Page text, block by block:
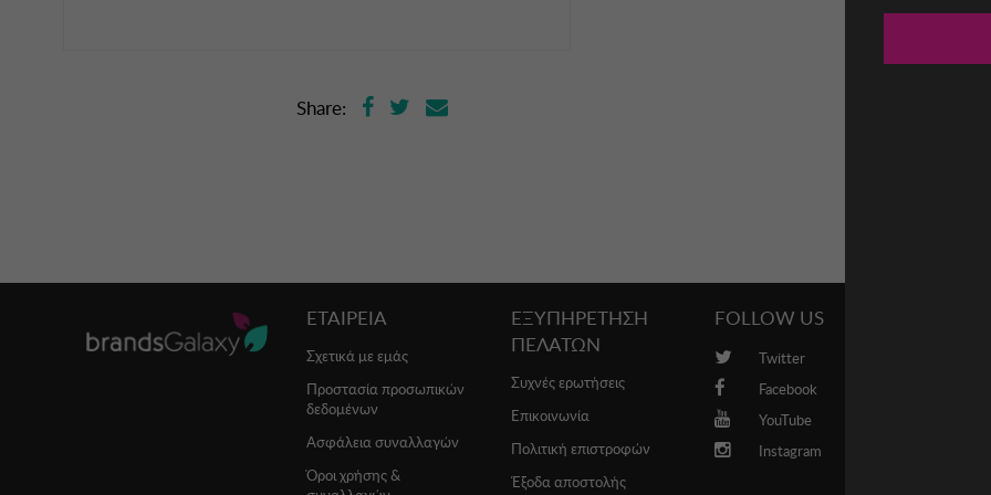
Share:
ΕΤΑΙΡΕΙΑ
Σχετικά με εμάς
Προστασία προσωπικών
δεδομένων
Ασφάλεια συναλλαγών
Όροι χρήσης &
ΕΞΥΠΗΡΕΤΗΣΗ
ΠΕΛΑΤΩΝ
Συχνές ερωτήσεις
Επικοινωνία
Πολιτική επιστροφών
Έξοδα αποστολής
FOLLOW US
Twitter
Facebook
YouTube
Instagram